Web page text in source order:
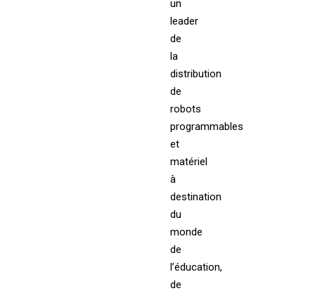
un
leader
de
la
distribution
de
robots
programmables
et
matériel
à
destination
du
monde
de
l’éducation,
de